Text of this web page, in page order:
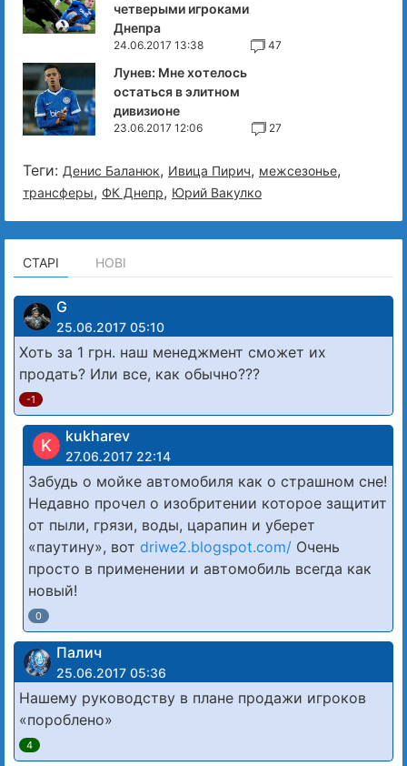
четверыми игроками
Днепра
24.06.2017 13:38 47
Лунев: Мне хотелось
остаться в элитном
дивизионе
23.06.2017 12:06 27
Теги: Денис Баланюк, Ивица Пирич, межсезонье,
трансферы, ФК Днепр, Юрий Вакулко
СТАРІ НОВІ
G
25.06.2017 05:10
Хоть за 1 грн. наш менеджмент сможет их
продать? Или все, как обычно???
-1
K kukharev
27.06.2017 22:14
Забудь о мойке автомобиля как о страшном сне!
Недавно прочел о изобритении которое защитит
от пыли, грязи, воды, царапин и уберет
«паутину», вот driwe2.blogspot.com/ Очень
просто в применении и автомобиль всегда как
новый!
0
Палич
25.06.2017 05:36
Нашему руководству в плане продажи игроков
«пороблено»
4